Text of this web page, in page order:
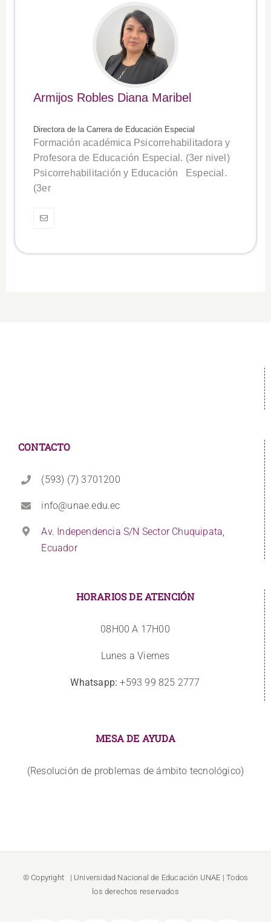
Armijos Robles Diana Maribel
Directora de la Carrera de Educación Especial
Formación académica Psicorrehabilitadora y
Profesora de Educación Especial. (3er nivel)
Psicorrehabilitación y Educación Especial.
(3er
CONTACTO
(593) (7) 3701200
info@unae.edu.ec
Av. Independencia S/N Sector Chuquipata,
Ecuador
HORARIOS DE ATENCIÓN
08H00 A 17H00
Lunes a Viernes
Whatsapp: +593 99 825 2777
MESA DE AYUDA
(Resolución de problemas de ámbito tecnológico)
© Copyright | Universidad Nacional de Educación UNAE | Todos
los derechos reservados